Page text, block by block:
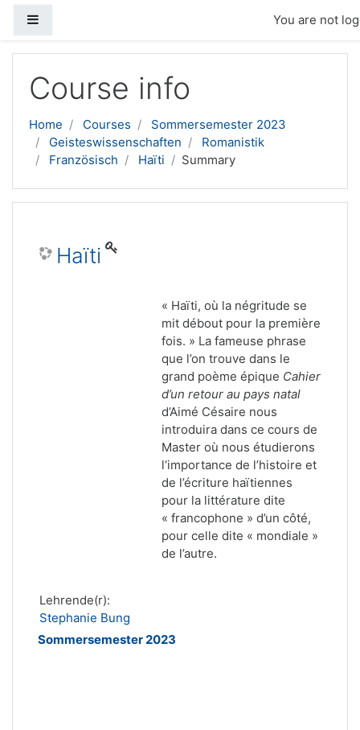
You are not
Course info
Home Courses
Sommersemester 2023
Geisteswissenschaften
Romanistik
Französisch
Haïti Summary
Haïti
« Haïti, où la négritude se
mit débout pour la première
fois. » La fameuse phrase
que l’on trouve dans le
grand poème épique Cahier
d’un retour au pays natal
d’Aimé Césaire nous
introduira dans ce cours de
Master où nous étudierons
l‘importance de l’histoire et
de l’écriture haïtiennes
pour la littérature dite
« francophone » d’un côté,
pour celle dite « mondiale »
de l’autre.
Lehrende(r):
Stephanie Bung
Sommersemester 2023